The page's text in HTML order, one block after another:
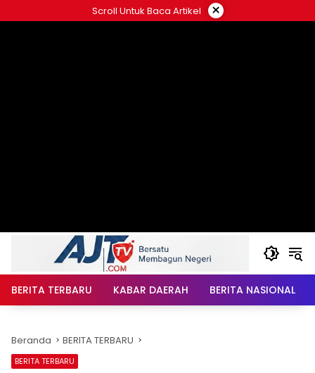
ke
Scroll Untuk Baca Artikel ×
BERITA TERBARU KABAR DAERAH BERITA NASIONAL
Beranda BERITA TERBARU
BERITA TERBARU